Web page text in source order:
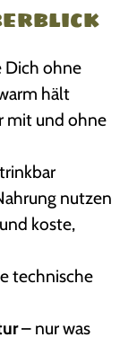
Dich ohne
hält
mit und ohne
nutzen
koste,
technische
– nur was